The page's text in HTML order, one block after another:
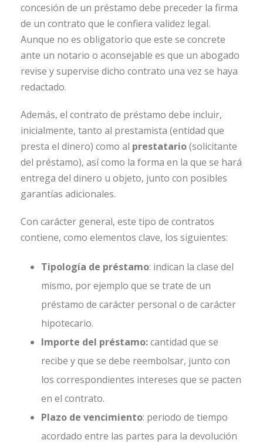
concesión de un préstamo debe preceder la firma
de un contrato que le confiera validez legal.
Aunque no es obligatorio que este se concrete
ante un notario o aconsejable es que un abogado
revise y supervise dicho contrato una vez se haya
redactado.
Además, el contrato de préstamo debe incluir,
inicialmente, tanto al prestamista (entidad que
presta el dinero) como al prestatario(solicitante
del préstamo), así como la forma en la que se hará
entrega del dinero u objeto, junto con posibles
garantías adicionales.
Con carácter general, este tipo de contratos
contiene, como elementos clave, los siguientes:
Tipología de préstamo: indican la clase del
mismo, por ejemplo que se trate de un
préstamo de carácter personal o de carácter
hipotecario.
Importe del préstamo:cantidad que se
recibe y que se debe reembolsar, junto con
los correspondientes intereses que se pacten
en el contrato.
Plazo de vencimiento: periodo de tiempo
acordado entre las partes para la devolución